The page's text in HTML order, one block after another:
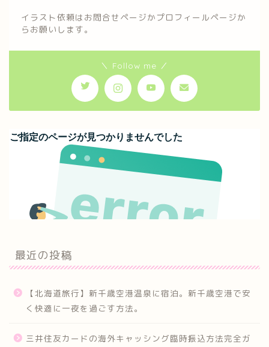
イラスト依頼はお問合せページかプロフィールページか
らお願いします。
＼ Follow me ／
最近の投稿
【北海道旅行】新千歳空港温泉に宿泊。新千歳空港で安
く快適に一夜を過ごす方法。
三井住友カードの海外キャッシング臨時振込方法完全ガ